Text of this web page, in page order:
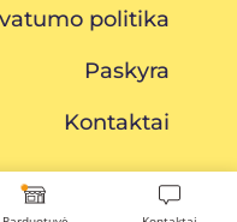
politika
Paskyra
Kontaktai